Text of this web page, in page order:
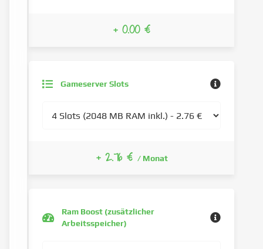
Gameserver Slots
+ 2.76 € / Monat
+ 0.00 €
Ram Boost (zusätzlicher
Arbeitsspeicher)